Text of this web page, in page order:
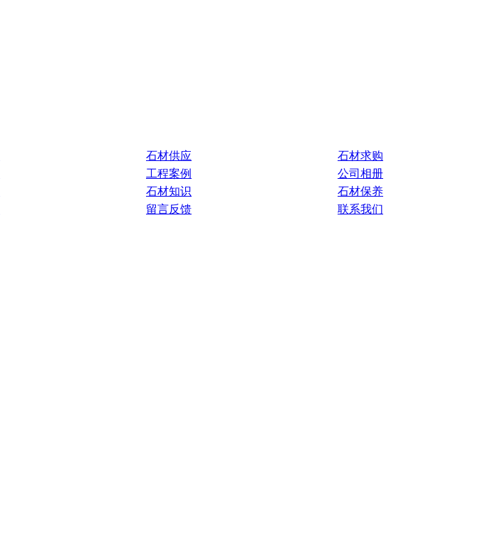
石材供应
石材求购
工程案例
公司相册
石材知识
石材保养
留言反馈
联系我们